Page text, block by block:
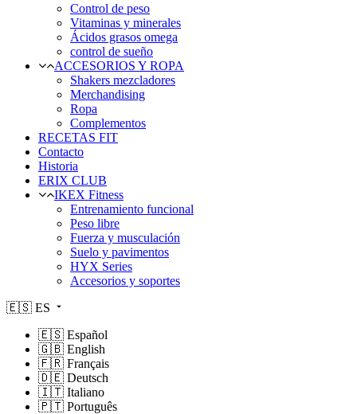
Control de peso
Vitaminas y minerales
Ácidos grasos omega
control de sueño
ACCESORIOS Y ROPA
Shakers mezcladores
Merchandising
Ropa
Complementos
RECETAS FIT
Contacto
Historia
ERIX CLUB
IKEX Fitness
Entrenamiento funcional
Peso libre
Fuerza y musculación
Suelo y pavimentos
HYX Series
Accesorios y soportes
🇪🇸 ES
🇪🇸 Español
🇬🇧 English
🇫🇷 Français
🇩🇪 Deutsch
🇮🇹 Italiano
🇵🇹 Português